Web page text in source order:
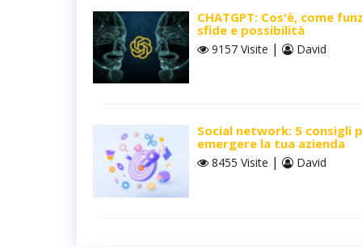
CHATGPT: Cos'è, come
sfide e possibilità
9157 Visite | David
Social network: 5 consigli
emergere la tua azienda
8455 Visite | David